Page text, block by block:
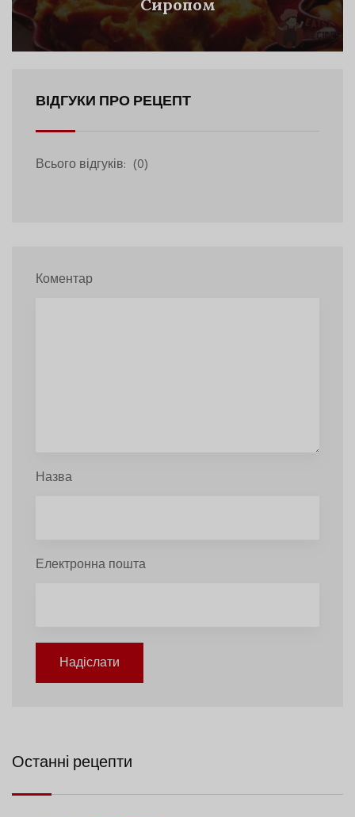
Сиропом
ВІДГУКИ ПРО РЕЦЕПТ
Всього відгуків: (0)
Коментар
Назва
Електронна пошта
Надіслати
Останні рецепти